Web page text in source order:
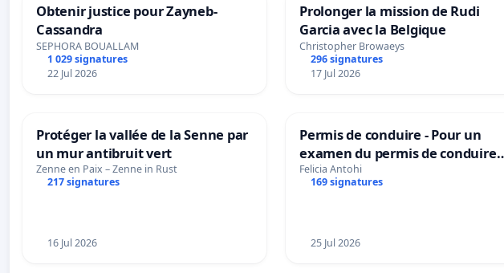
Obtenir justice pour Zayneb-
Cassandra
SEPHORA BOUALLAM
1 029 signatures
22 Jul 2026
Prolonger la mission de Rudi
Garcia avec la Belgique
Christopher Browaeys
296 signatures
17 Jul 2026
Protéger la vallée de la Senne par
un mur antibruit vert
Zenne en Paix – Zenne in Rust
217 signatures
16 Jul 2026
Permis de conduire - Pour un
examen du permis de conduire
accessible dans plusieurs langues
à Bruxelles
Felicia Antohi
169 signatures
25 Jul 2026